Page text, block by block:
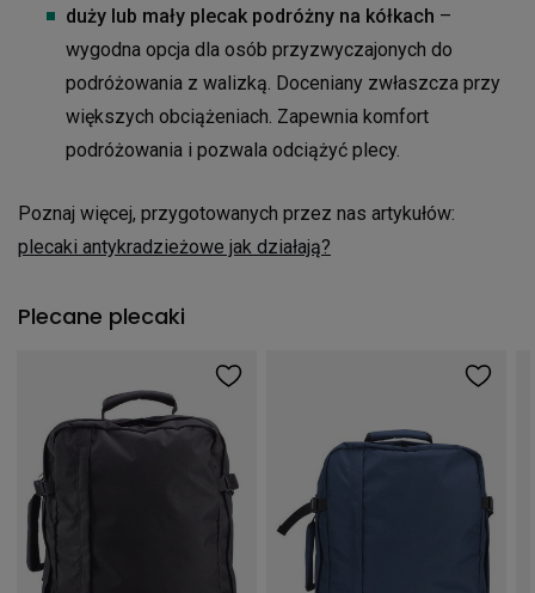
duży lub mały plecak podróżny na kółkach –
wygodna opcja dla osób przyzwyczajonych do
podróżowania z walizką. Doceniany zwłaszcza przy
większych obciążeniach. Zapewnia komfort
podróżowania i pozwala odciążyć plecy.
Poznaj więcej, przygotowanych przez nas artykułów:
plecaki antykradzieżowe jak działają?
Plecane plecaki